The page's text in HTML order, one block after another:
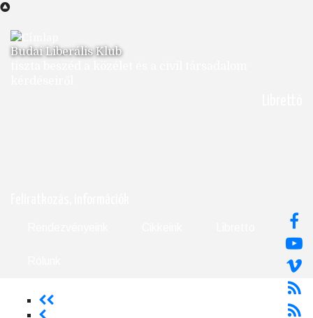
Ugrás
tartalomra
Budai Liberális Klub
Oldalszámozás
<<
<